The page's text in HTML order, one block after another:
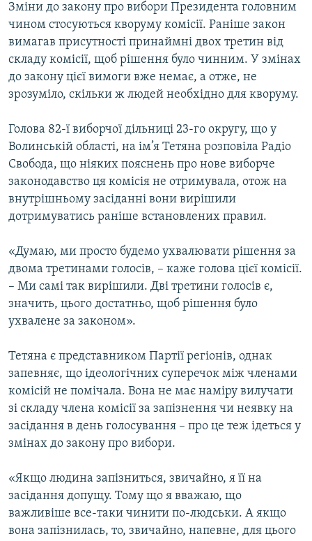
Усі сайти RFE/RL
Зміни до закону про вибори Президента головним
чином стосуються кворуму комісії. Раніше закон
вимагав присутності принаймні двох третин від
складу комісії, щоб рішення було чинним. У змінах
до закону цієї вимоги вже немає, а отже, не
зрозуміло, скільки ж людей необхідно для кворуму.
Голова 82-ї виборчої дільниці 23-го округу, що у
Волинській області, на ім’я Тетяна розповіла Радіо
Свобода, що ніяких пояснень про нове виборче
законодавство ця комісія не отримувала, отож на
внутрішньому засіданні вони вирішили
дотримуватись раніше встановлених правил.
«Думаю, ми просто будемо ухвалювати рішення за
двома третинами голосів, – каже голова цієї комісії.
– Ми самі так вирішили. Дві третини голосів є,
значить, цього достатньо, щоб рішення було
ухвалене за законом».
Тетяна є представником Партії регіонів, однак
запевняє, що ідеологічних суперечок між членами
комісій не помічала. Вона не має наміру вилучати
зі складу члена комісії за запізнення чи неявку на
засідання в день голосування – про це теж ідеться у
змінах до закону про вибори.
«Якщо людина запізниться, звичайно, я її на
засідання допущу. Тому що я вважаю, що
важливіше все-таки чинити по-людськи. А якщо
вона запізнилась, то, звичайно, напевне, для цього